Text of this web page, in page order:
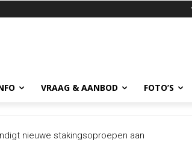
VRAAG & AANBOD FOTO’S
nieuwe stakingsoproepen aan